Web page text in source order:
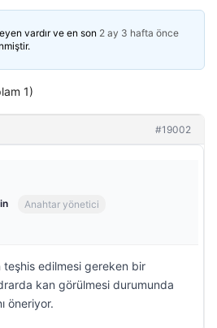
vardır ve en son 2 ay 3 hafta önce
1)
#19002
Anahtar yönetici
teşhis edilmesi gereken bir
kan görülmesi durumunda
öneriyor.